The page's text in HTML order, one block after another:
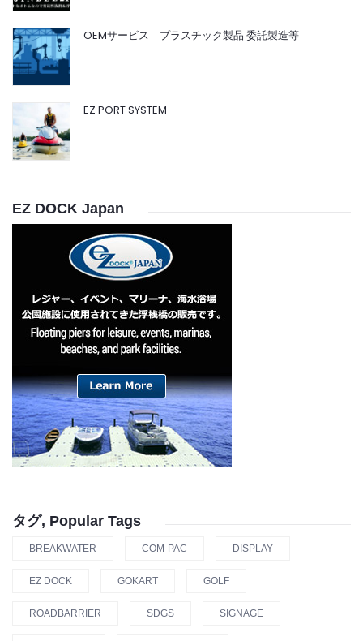
OEMサービス プラスチック製品 委託製造等
EZ PORT SYSTEM
EZ DOCK Japan
タグ, Popular Tags
BREAKWATER COM-PAC DISPLAY
EZ DOCK GOKART GOLF
ROADBARRIER SDGS SIGNAGE